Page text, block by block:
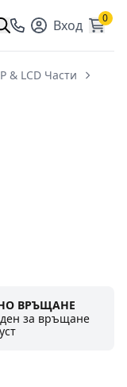
Вход 0
& LCD Части
ВРЪЩАНЕ
ден за връщане